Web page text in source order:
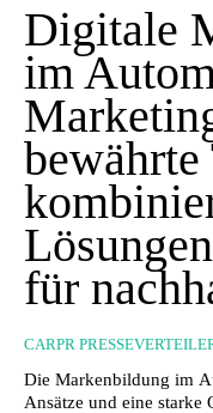
Digitale
im
für
CARPR
Die Markenbildung im
Ansätze und eine starke